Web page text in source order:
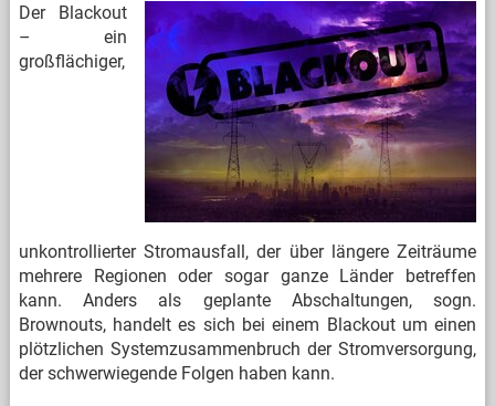
Der Blackout
– ein
großflächiger,
unkontrollierter Stromausfall, der über längere Zeiträume
mehrere Regionen oder sogar ganze Länder betreffen
kann. Anders als geplante Abschaltungen, sogn.
Brownouts, handelt es sich bei einem Blackout um einen
plötzlichen Systemzusammenbruch der Stromversorgung,
der schwerwiegende Folgen haben kann.